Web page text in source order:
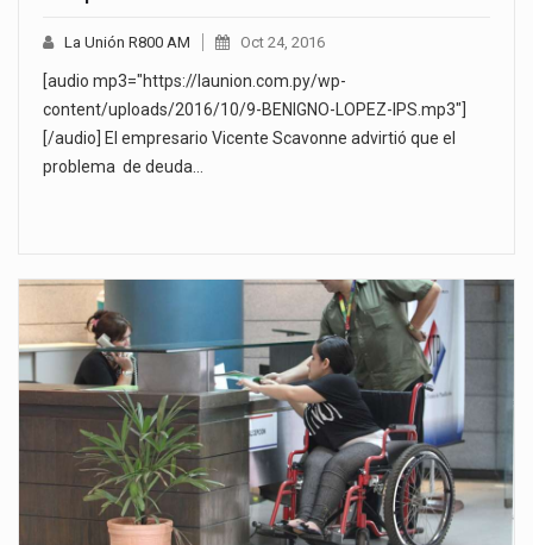
La Unión R800 AM Oct 24, 2016
[audio mp3="https://launion.com.py/wp-
content/uploads/2016/10/9-BENIGNO-LOPEZ-IPS.mp3"]
[/audio] El empresario Vicente Scavonne advirtió que el
problema de deuda…